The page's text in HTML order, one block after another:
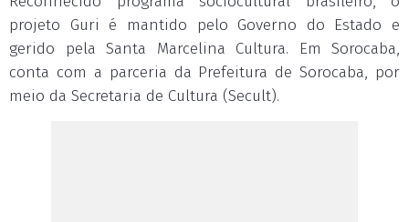
projeto Guri é mantido pelo Governo do Estado e
gerido pela Santa Marcelina Cultura. Em Sorocaba,
conta com a parceria da Prefeitura de Sorocaba, por
meio da Secretaria de Cultura (Secult).